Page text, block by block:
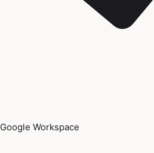
Google Workspace